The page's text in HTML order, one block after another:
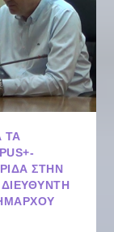
ΤΑ
ΣΤΗΝ